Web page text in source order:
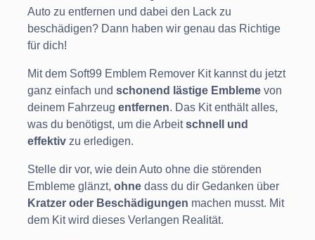
Auto zu entfernen und dabei den Lack zu
beschädigen? Dann haben wir genau das Richtige
für dich!
Mit dem Soft99 Emblem Remover Kit kannst du jetzt
ganz einfach und schonend lästige Embleme von
deinem Fahrzeug entfernen. Das Kit enthält alles,
was du benötigst, um die Arbeitschnell und
effektiv zu erledigen.
Stelle dir vor, wie dein Auto ohne die störenden
Embleme glänzt, ohne dass du dir Gedanken über
Kratzer oder Beschädigungen machen musst. Mit
dem Kit wird dieses Verlangen Realität.